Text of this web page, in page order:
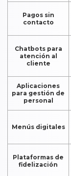
Pagos sin
contacto
Chatbots para
atención al
cliente
Aplicaciones
para gestión de
personal
Menús digitales
Plataformas de
fidelización